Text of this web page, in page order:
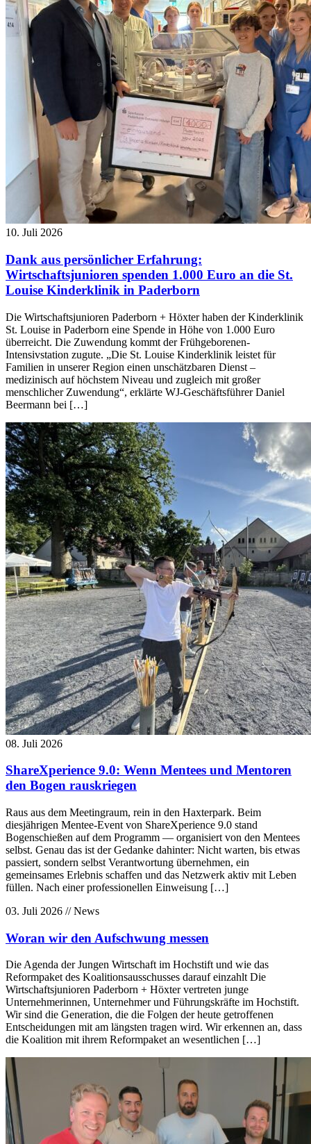
10. Juli 2026
Dank aus persönlicher Erfahrung:
Wirtschaftsjunioren spenden 1.000 Euro an die St.
Louise Kinderklinik in Paderborn
Die Wirtschaftsjunioren Paderborn + Höxter haben der Kinderklinik
St. Louise in Paderborn eine Spende in Höhe von 1.000 Euro
überreicht. Die Zuwendung kommt der Frühgeborenen-
Intensivstation zugute. „Die St. Louise Kinderklinik leistet für
Familien in unserer Region einen unschätzbaren Dienst –
medizinisch auf höchstem Niveau und zugleich mit großer
menschlicher Zuwendung“, erklärte WJ-Geschäftsführer Daniel
Beermann bei […]
08. Juli 2026
ShareXperience 9.0: Wenn Mentees und Mentoren
den Bogen rauskriegen
Raus aus dem Meetingraum, rein in den Haxterpark. Beim
diesjährigen Mentee-Event von ShareXperience 9.0 stand
Bogenschießen auf dem Programm — organisiert von den Mentees
selbst. Genau das ist der Gedanke dahinter: Nicht warten, bis etwas
passiert, sondern selbst Verantwortung übernehmen, ein
gemeinsames Erlebnis schaffen und das Netzwerk aktiv mit Leben
füllen. Nach einer professionellen Einweisung […]
03. Juli 2026 // News
Woran wir den Aufschwung messen
Die Agenda der Jungen Wirtschaft im Hochstift und wie das
Reformpaket des Koalitionsausschusses darauf einzahlt Die
Wirtschaftsjunioren Paderborn + Höxter vertreten junge
Unternehmerinnen, Unternehmer und Führungskräfte im Hochstift.
Wir sind die Generation, die die Folgen der heute getroffenen
Entscheidungen mit am längsten tragen wird. Wir erkennen an, dass
die Koalition mit ihrem Reformpaket an wesentlichen […]